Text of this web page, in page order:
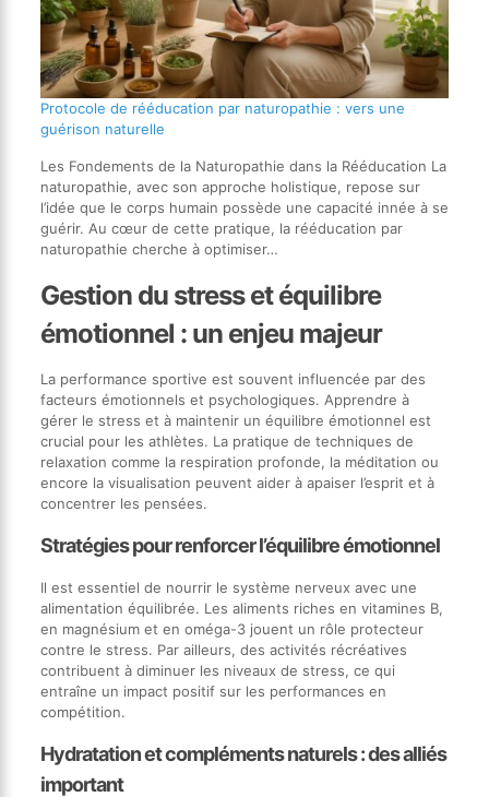
Protocole de rééducation par naturopathie : vers une
guérison naturelle
Les Fondements de la Naturopathie dans la Rééducation La
naturopathie, avec son approche holistique, repose sur
l’idée que le corps humain possède une capacité innée à se
guérir. Au cœur de cette pratique, la rééducation par
naturopathie cherche à optimiser…
Gestion du stress et équilibre
émotionnel : un enjeu majeur
La performance sportive est souvent influencée par des
facteurs émotionnels et psychologiques. Apprendre à
gérer le stress et à maintenir un équilibre émotionnel est
crucial pour les athlètes. La pratique de techniques de
relaxation comme la respiration profonde, la méditation ou
encore la visualisation peuvent aider à apaiser l’esprit et à
concentrer les pensées.
Stratégies pour renforcer l’équilibre émotionnel
Il est essentiel de nourrir le système nerveux avec une
alimentation équilibrée. Les aliments riches en vitamines B,
en magnésium et en oméga-3 jouent un rôle protecteur
contre le stress. Par ailleurs, des activités récréatives
contribuent à diminuer les niveaux de stress, ce qui
entraîne un impact positif sur les performances en
compétition.
Hydratation et compléments naturels : des alliés
important